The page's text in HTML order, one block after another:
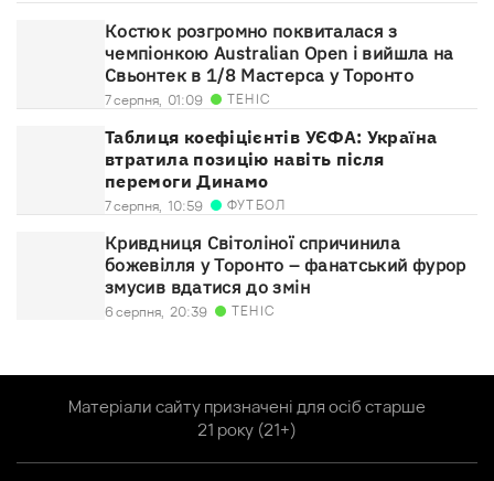
Костюк розгромно поквиталася з
чемпіонкою Australian Open і вийшла на
Свьонтек в 1/8 Мастерса у Торонто
7 серпня, 01:09 ТЕНІС
Таблиця коефіцієнтів УЄФА: Україна
втратила позицію навіть після
перемоги Динамо
7 серпня, 10:59 ФУТБОЛ
Кривдниця Світоліної спричинила
божевілля у Торонто – фанатський фурор
змусив вдатися до змін
6 серпня, 20:39 ТЕНІС
Матеріали сайту призначені для осіб старше
21 року (21+)